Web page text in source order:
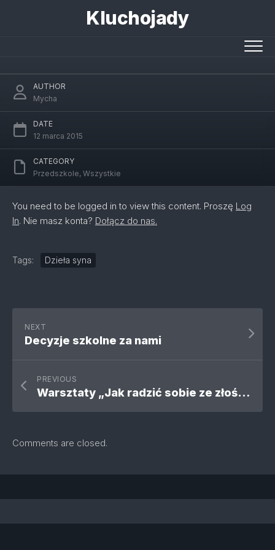
Kluchojady
AUTHOR
Mycha
DATE
12 marca 2015
CATEGORY
Przedszkole, Wszystkie
You need to be logged in to view this content. Proszę Log
In. Nie masz konta? Dołącz do nas.
Tags: Dzieła syna
NEXT
Decyzje szkolne za nami
PREVIOUS
Warsztaty „Jak radzić sobie ze złością?”
Comments are closed.